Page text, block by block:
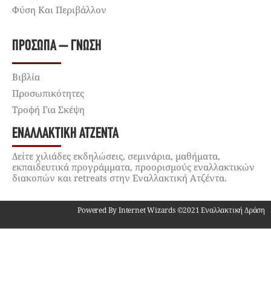
Φύση Και Περιβάλλον
ΠΡΌΣΩΠΑ – ΓΝΏΣΗ
Βιβλία
Προσωπικότητες
Τροφή Για Σκέψη
ΕΝΑΛΛΑΚΤΙΚΉ ΑΤΖΈΝΤΑ
Δείτε χιλιάδες εκδηλώσεις, σεμινάρια, μαθήματα,
εκπαιδευτικά προγράμματα, προορισμούς εναλλακτικών
διακοπών και retreats στην Εναλλακτική Ατζέντα.
Powered By Internet Wizards ©2021 Εναλλακτική Δράση